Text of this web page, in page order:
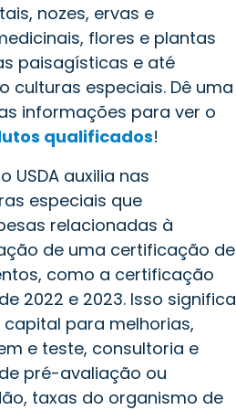
nozes, ervas e
flores e plantas
paisagísticas e até
culturas especiais. Dê uma
informações para ver o
qualificados!
USDA auxilia nas
especiais que
relacionadas à
de uma certificação de
como a certificação
2022 e 2023. Isso significa
para melhorias,
e teste, consultoria e
pré-avaliação ou
taxas do organismo de